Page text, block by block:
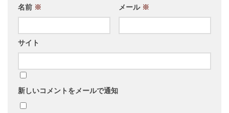
名前 ※ メール ※
サイト
新しいコメントをメールで通知